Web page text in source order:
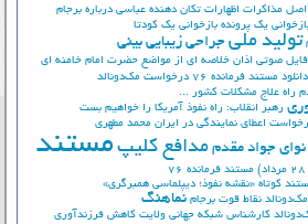
اصل مذاکرات اظهارات تکان دهنده عباسی درباره برجام
یک پرونده بازخوانی یک کودتا
تولید ملی جراحی زیبایی بینی
صوتی اذان خلاصه ای از مواضع حضرت امام خامنه ای
دانلود مستند فرمانده 76
درخواست مک‌دونالد
راه علاج مشکلات کشور ...
رهبر انقلاب: راه نفوذ آمریکا را خواهیم بست
اعطای نمایندگی در ایران محمد مطهری
نوای جواد مقدم مدافع کلیپ مستند
مستند فرمانده 76
کوتاه «نقشه نفوذ؛ دیپلماسی همبرگری»
مک‌دونالد نقاط قوت برجام نماهنگ
کارشناس شبکه جهانی ولایت کاهش فرزندآوری